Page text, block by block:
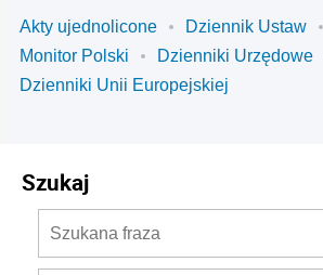
Akty ujednolicone
Dziennik Ustaw
Monitor Polski
Dzienniki Urzędowe
Dzienniki Unii Europejskiej
Szukaj